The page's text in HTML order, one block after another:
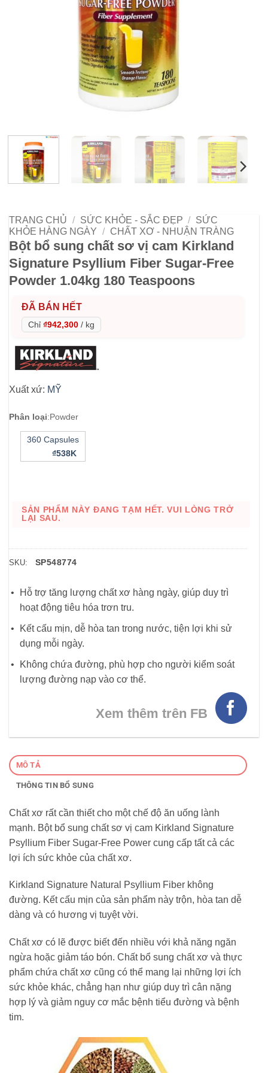
TRANG CHỦ / SỨC KHỎE - SẮC ĐẸP / SỨC
KHỎE HÀNG NGÀY / CHẤT XƠ - NHUẬN TRÀNG
Bột bổ sung chất sơ vị cam Kirkland
Signature Psyllium Fiber Sugar-Free
Powder 1.04kg 180 Teaspoons
ĐÃ BÁN HẾT
Chỉ ₫942,300 / kg
Xuất xứ: MỸ
Phân loại:Powder
360 Capsules
₫538K
SẢN PHẨM NÀY ĐANG TẠM HẾT. VUI LÒNG TRỞ
LẠI SAU.
SKU: SP548774
Hỗ trợ tăng lượng chất xơ hàng ngày, giúp duy trì
hoạt động tiêu hóa trơn tru.
Kết cấu mịn, dễ hòa tan trong nước, tiện lợi khi sử
dụng mỗi ngày.
Không chứa đường, phù hợp cho người kiểm soát
lượng đường nạp vào cơ thể.
Xem thêm trên FB
MÔ TẢ
THÔNG TIN BỔ SUNG
Chất xơ rất cần thiết cho một chế độ ăn uống lành
mạnh. Bột bổ sung chất sơ vị cam Kirkland Signature
Psyllium Fiber Sugar-Free Power cung cấp tất cả các
lợi ích sức khỏe của chất xơ.
Kirkland Signature Natural Psyllium Fiber không
đường. Kết cấu mịn của sản phẩm này trộn, hòa tan dễ
dàng và có hương vị tuyệt vời.
Chất xơ có lẽ được biết đến nhiều với khả năng ngăn
ngừa hoặc giảm táo bón. Chất bổ sung chất xơ và thực
phẩm chứa chất xơ cũng có thể mang lại những lợi ích
sức khỏe khác, chẳng hạn như giúp duy trì cân nặng
hợp lý và giảm nguy cơ mắc bệnh tiểu đường và bệnh
tim.